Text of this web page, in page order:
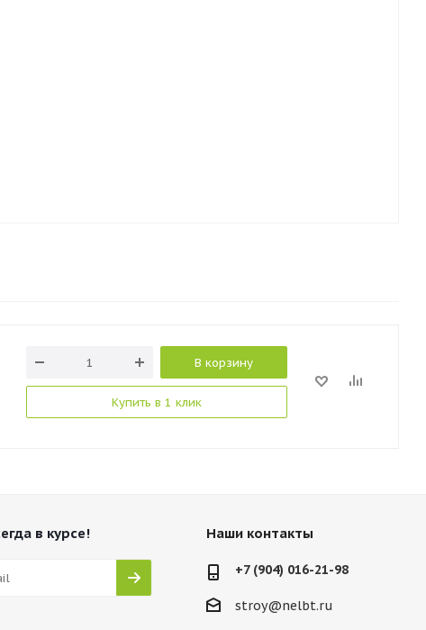
В корзину
Купить в 1 клик
в курсе! Наши контакты
+7 (904) 016-21-98
stroy@nelbt.ru